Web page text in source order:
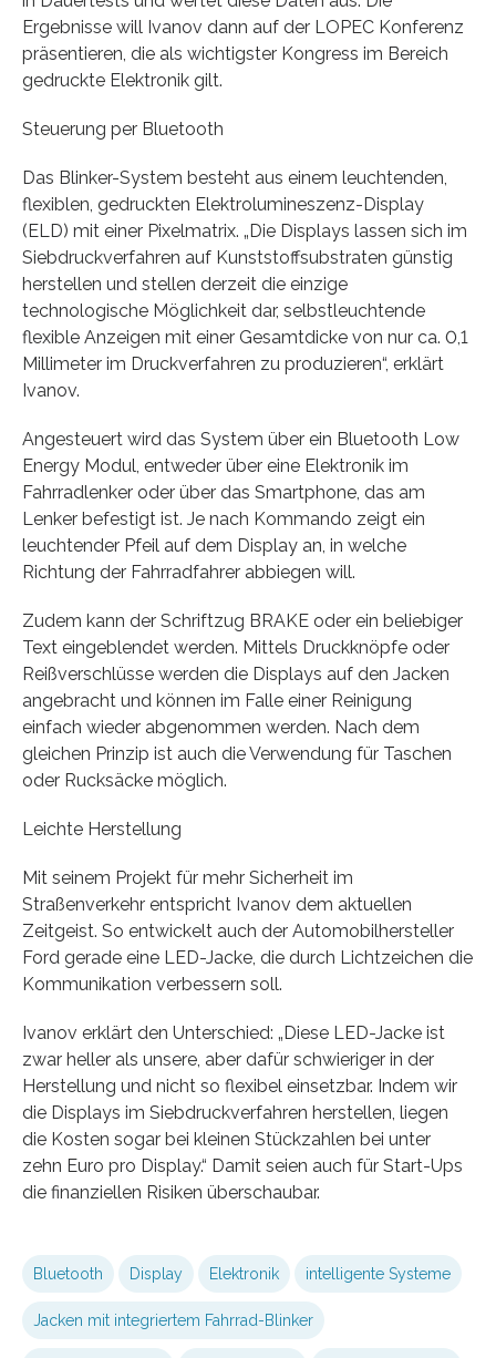
Ergebnisse will Ivanov dann auf der LOPEC Konferenz
präsentieren, die als wichtigster Kongress im Bereich
gedruckte Elektronik gilt.
Steuerung per Bluetooth
Das Blinker-System besteht aus einem leuchtenden,
flexiblen, gedruckten Elektrolumineszenz-Display
(ELD) mit einer Pixelmatrix. „Die Displays lassen sich im
Siebdruckverfahren auf Kunststoffsubstraten günstig
herstellen und stellen derzeit die einzige
technologische Möglichkeit dar, selbstleuchtende
flexible Anzeigen mit einer Gesamtdicke von nur ca. 0,1
Millimeter im Druckverfahren zu produzieren“, erklärt
Ivanov.
Angesteuert wird das System über ein Bluetooth Low
Energy Modul, entweder über eine Elektronik im
Fahrradlenker oder über das Smartphone, das am
Lenker befestigt ist. Je nach Kommando zeigt ein
leuchtender Pfeil auf dem Display an, in welche
Richtung der Fahrradfahrer abbiegen will.
Zudem kann der Schriftzug BRAKE oder ein beliebiger
Text eingeblendet werden. Mittels Druckknöpfe oder
Reißverschlüsse werden die Displays auf den Jacken
angebracht und können im Falle einer Reinigung
einfach wieder abgenommen werden. Nach dem
gleichen Prinzip ist auch die Verwendung für Taschen
oder Rucksäcke möglich.
Leichte Herstellung
Mit seinem Projekt für mehr Sicherheit im
Straßenverkehr entspricht Ivanov dem aktuellen
Zeitgeist. So entwickelt auch der Automobilhersteller
Ford gerade eine LED-Jacke, die durch Lichtzeichen die
Kommunikation verbessern soll.
Ivanov erklärt den Unterschied: „Diese LED-Jacke ist
zwar heller als unsere, aber dafür schwieriger in der
Herstellung und nicht so flexibel einsetzbar. Indem wir
die Displays im Siebdruckverfahren herstellen, liegen
die Kosten sogar bei kleinen Stückzahlen bei unter
zehn Euro pro Display.“ Damit seien auch für Start-Ups
die finanziellen Risiken überschaubar.
Bluetooth Display Elektronik intelligente Systeme
Jacken mit integriertem Fahrrad-Blinker